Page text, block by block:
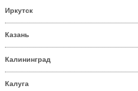
Иркутск
Казань
Калининград
Калуга